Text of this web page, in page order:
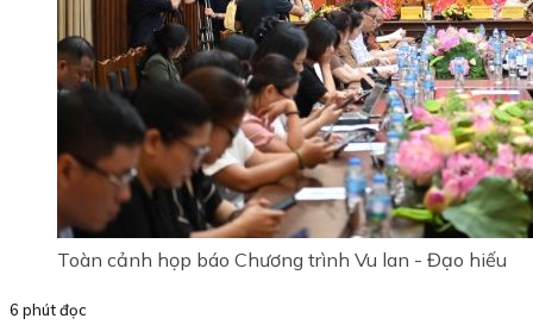
Toàn cảnh họp báo Chương trình Vu lan - Đạo hiếu
6 phút đọc